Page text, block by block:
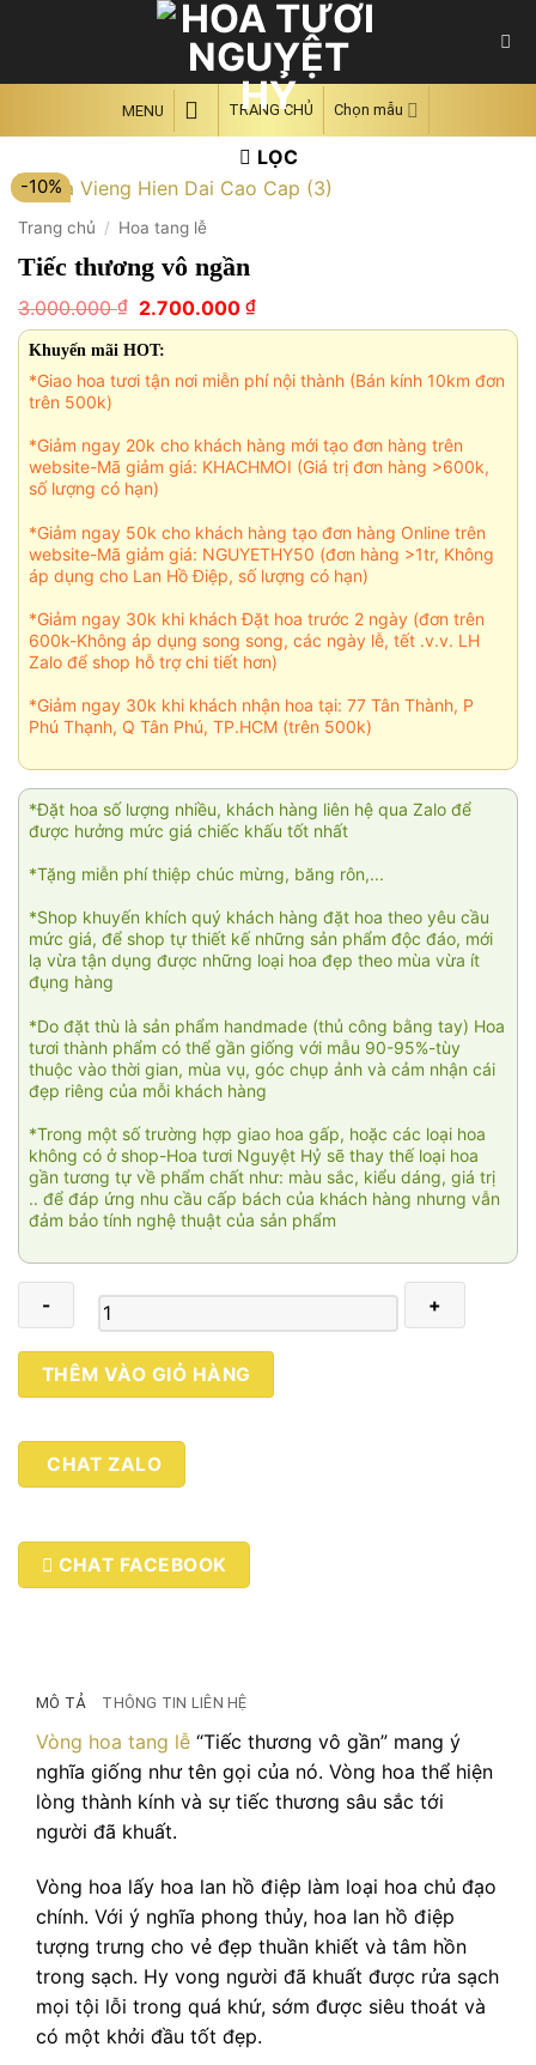
MENU TRANG CHỦ Chọn mẫu
LỌC
-10%
Trang chủ / Hoa tang lễ
Tiếc thương vô ngần
3.000.000₫ Giá
gốc
là:
3.000.000 ₫.
2.700.000 ₫Giá
hiện
2.700.000 ₫.
Khuyến mãi HOT:
*Giao hoa tươi tận nơi miễn phí nội thành (Bán kính 10km đơn
trên 500k)
*Giảm ngay 20k cho khách hàng mới tạo đơn hàng trên
website-Mã giảm giá: KHACHMOI (Giá trị đơn hàng >600k,
số lượng có hạn)
*Giảm ngay 50k cho khách hàng tạo đơn hàng Online trên
website-Mã giảm giá: NGUYETHY50 (đơn hàng >1tr, Không
áp dụng cho Lan Hồ Điệp, số lượng có hạn)
*Giảm ngay 30k khi khách Đặt hoa trước 2 ngày (đơn trên
600k-Không áp dụng song song, các ngày lễ, tết .v.v. LH
Zalo để shop hỗ trợ chi tiết hơn)
*Giảm ngay 30k khi khách nhận hoa tại: 77 Tân Thành, P
Phú Thạnh, Q Tân Phú, TP.HCM (trên 500k)
*Đặt hoa số lượng nhiều, khách hàng liên hệ qua Zalo để
được hưởng mức giá chiếc khấu tốt nhất
*Tặng miễn phí thiệp chúc mừng, băng rôn,...
*Shop khuyến khích quý khách hàng đặt hoa theo yêu cầu
mức giá, để shop tự thiết kế những sản phẩm độc đáo, mới
lạ vừa tận dụng được những loại hoa đẹp theo mùa vừa ít
đụng hàng
*Do đặt thù là sản phẩm handmade (thủ công bằng tay) Hoa
tươi thành phẩm có thể gần giống với mẫu 90-95%-tùy
thuộc vào thời gian, mùa vụ, góc chụp ảnh và cảm nhận cái
đẹp riêng của mỗi khách hàng
*Trong một số trường hợp giao hoa gấp, hoặc các loại hoa
không có ở shop-Hoa tươi Nguyệt Hỷ sẽ thay thế loại hoa
gần tương tự về phẩm chất như: màu sắc, kiểu dáng, giá trị
.. để đáp ứng nhu cầu cấp bách của khách hàng nhưng vẫn
đảm bảo tính nghệ thuật của sản phẩm
Tiếc
thương
ngần
THÊM VÀO GIỎ HÀNG
CHAT ZALO
CHAT FACEBOOK
MÔ TẢ THÔNG TIN LIÊN HỆ
Vòng hoa tang lễ “Tiếc thương vô gần” mang ý
nghĩa giống như tên gọi của nó. Vòng hoa thể hiện
lòng thành kính và sự tiếc thương sâu sắc tới
người đã khuất.
Vòng hoa lấy hoa lan hồ điệp làm loại hoa chủ đạo
chính. Với ý nghĩa phong thủy, hoa lan hồ điệp
tượng trưng cho vẻ đẹp thuần khiết và tâm hồn
trong sạch. Hy vong người đã khuất được rửa sạch
mọi tội lỗi trong quá khứ, sớm được siêu thoát và
có một khởi đầu tốt đẹp.